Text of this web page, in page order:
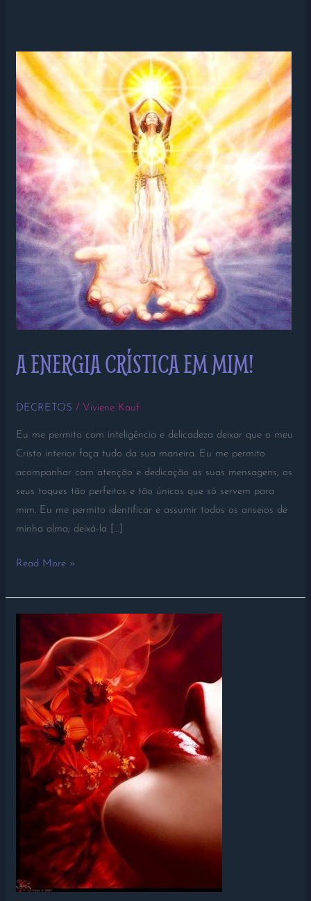
A ENERGIA CRÍSTICA EM MIM!
DECRETOS / Viviene Kauf
Eu me permito com inteligência e delicadeza deixar que o meu
Cristo interior faça tudo da sua maneira. Eu me permito
acompanhar com atenção e dedicação as suas mensagens, os
seus toques tão perfeitos e tão únicos que só servem para
mim. Eu me permito identificar e assumir todos os anseios de
minha alma; deixá-la […]
A
ENERGIA
CRÍSTICA
EM
MIM!
Read More »
MAGIA
E
O
PODER
DO
MEU
VERBO